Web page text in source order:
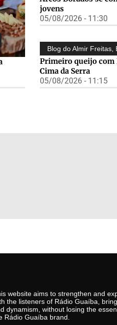
jovens
05/08/2026 - 11:30
Blog do Almir Freitas
Primeiro queijo com
Cima da Serra
05/08/2026 - 11:15
website aims to strengthen and
the listeners of Rádio Guaíba,
dynamism, without losing the
Rádio Guaíba brand.